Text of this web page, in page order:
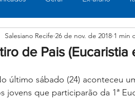
Ensino Médio Pastoral
Bilíngue Robótica
de Pais (Eucaristia
Salesiano Recife 26 de nov. de 2018 1 min
último sábado (24) aconteceu
jovens que participarão da 1ª